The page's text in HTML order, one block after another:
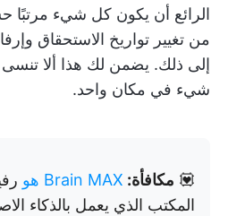
الرائع أن يكون كل شيء
من تغيير تواريخ الاستحقاق
إلى ذلك. يضمن لك هذا ألا
شيء في مكان واحد.
💟 مكافأة: Brain MAX هو
المكتب الذي يعمل بالذكاء